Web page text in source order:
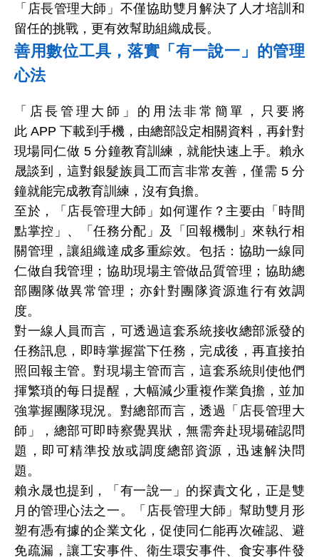
「店長管理大師」不僅協助雙月解決了人才培訓和
留任的挑戰，更有效幫助組織成長。
善用數位工具，落實「有一說一」的管理
心法
「店長管理大師」的用法非常簡單，只要將
此 APP 下載到手機，由總部設定相關資料，再針對
現場同仁做 5 分鐘教育訓練，就能快速上手。賴永
晟談到，這對銀髮族員工而言非常友善，僅需 5 分
鐘就能完成教育訓練，沒有負擔。
至於，「店長管理大師」如何運作？主要由「時間
點掌控」、「任務分配」及「回報機制」來執行相
關管理，讓組織達成多重綜效。包括：協助一線同
仁做自我管理；協助現場主管做品質管理；協助總
部團隊做異常管理；亦針對團隊資源進行有效調
度。
對一線人員而言，可透過這套系統接收總部派發的
任務訊息，即時掌握當下任務，完成後，再直接拍
照回報主管。對現場主管而言，這套系統則使他們
揮繁瑣的每日提醒，大幅減少重複作業負擔，並加
強掌握團隊現況。對總部而言，透過「店長管理大
師」，總部可即時察覺異狀，無需奔赴現場確認問
題，即可精準投放或調度總部資源，迅速解決問
題。
賴永晟也提到，「有一說一」的探責文化，正是雙
月的管理心法之一。「店長管理大師」幫助雙月形
塑有憑有據的企業文化，促使同仁能再次確認、避
免疏漏，讓工安事件、衛生環安事件、食安事件發